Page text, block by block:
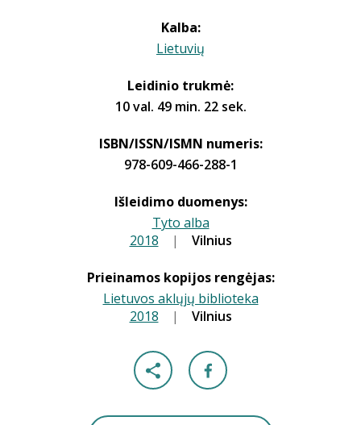
Kalba:
Lietuvių
Leidinio trukmė:
10 val. 49 min. 22 sek.
ISBN/ISSN/ISMN numeris:
978-609-466-288-1
Išleidimo duomenys:
Tyto alba
2018 | Vilnius
Prieinamos kopijos rengėjas:
Lietuvos aklųjų biblioteka
2018 | Vilnius